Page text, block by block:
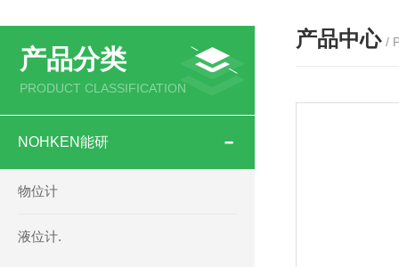
产品分类
PRODUCT CLASSIFICATION
NOHKEN能研
物位计
液位计.
产品中心 /